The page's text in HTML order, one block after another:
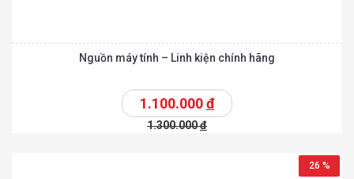
Nguồn máy tính – Linh kiện chính hãng
1.100.000đ
1.300.000đ
26 %